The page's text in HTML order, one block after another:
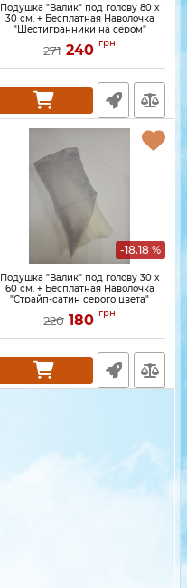
Подушка "Валик" под голову 80 x
30 см. + Бесплатная Наволочка
"Шестигранники на сером"
271 240 грн
-18.18 %
Подушка "Валик" под голову 30 x
60 см. + Бесплатная Наволочка
"Страйп-сатин серого цвета"
220 180 грн